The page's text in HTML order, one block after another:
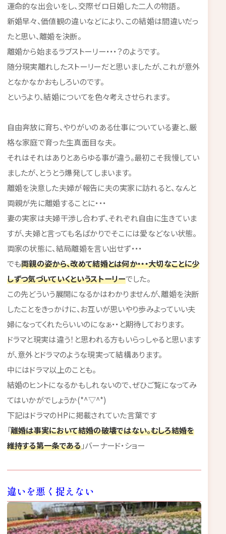
運命的な出会いをし、交際ゼロ日婚した二人の物語。
新婚早々、価値観の違いなどにより、この結婚は間違いだっ
たと思い、離婚を決断。
離婚から始まるラブストーリー・・・？のようです。
随分現実離れしたストーリーだと思いましたが、これが意外
となかなかおもしろいのです。
というより、結婚についてを色々考えさせられます。
自由奔放に育ち、やりがいのある仕事についている妻と、厳
格な家庭で育った生真面目な夫。
それはそれはありとあらゆる事が違う。最初こそ我慢してい
ましたが、とうとう爆発してしまいます。
離婚を決意した夫婦が報告に夫の実家に訪れると、なんと
両親が先に離婚することに・・・
妻の実家は夫婦干渉し合わず、それぞれ自由に生きていま
すが、夫婦と言っても名ばかりでそこには愛などない状態。
両家の状態に、結局離婚を言い出せず・・・
でも両親の姿から、改めて結婚とは何か・・・大切なことに少
しずつ気づいていくというストーリーでした。
この先どういう展開になるかはわかりませんが、離婚を決断
したことをきっかけに、お互いが思いやり歩みよっていい夫
婦になってくれたらいいのになぁ・・と期待しております。
ドラマと現実は違う！と思われる方もいらっしゃると思います
が、意外とドラマのような現実って結構あります。
中にはドラマ以上のことも。
結婚のヒントになるかもしれないので、ぜひご覧になってみ
てはいかがでしょうか(*^▽^*)
下記はドラマのHPに掲載されていた言葉です
「離婚は事実において結婚の破壊ではない。むしろ結婚を
維持する第一条である」バーナード・ショー
違いを悪く捉えない